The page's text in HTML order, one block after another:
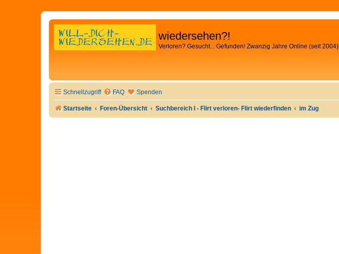
wiedersehen?!
Verloren? Gesucht... Gefunden! Zwanzig Jahre Online (seit 2004)
Schnellzugriff FAQ Spenden
Startseite Foren-Übersicht Suchbereich I - Flirt verloren- Flirt wiederfinden im Zug